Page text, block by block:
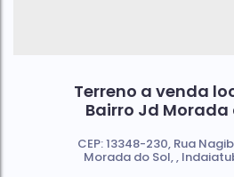
Terreno a venda
Bairro Jd Morada
CEP: 13348-230, Rua
Morada do Sol ,